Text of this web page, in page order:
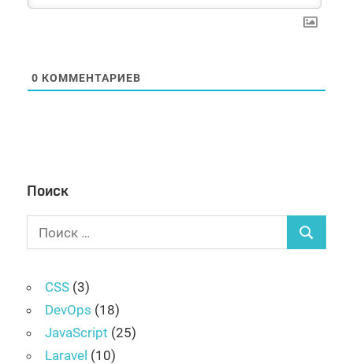
0 КОММЕНТАРИЕВ
Поиск
Поиск
для:
Поиск
CSS (3)
DevOps (18)
JavaScript (25)
Laravel (10)